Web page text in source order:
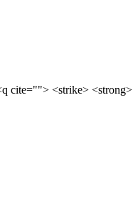
cite=""> <strike> <strong>